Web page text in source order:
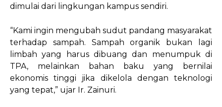
dimulai dari lingkungan kampus sendiri.
“Kami ingin mengubah sudut pandang masyarakat
terhadap sampah. Sampah organik bukan lagi
limbah yang harus dibuang dan menumpuk di
TPA, melainkan bahan baku yang bernilai
ekonomis tinggi jika dikelola dengan teknologi
yang tepat,” ujar Ir. Zainuri.